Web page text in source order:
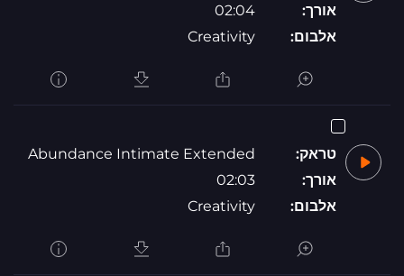
אורך:
02:04
אלבום:
Creativity
טראק:
Abundance Intimate Extended
אורך:
02:03
אלבום:
Creativity